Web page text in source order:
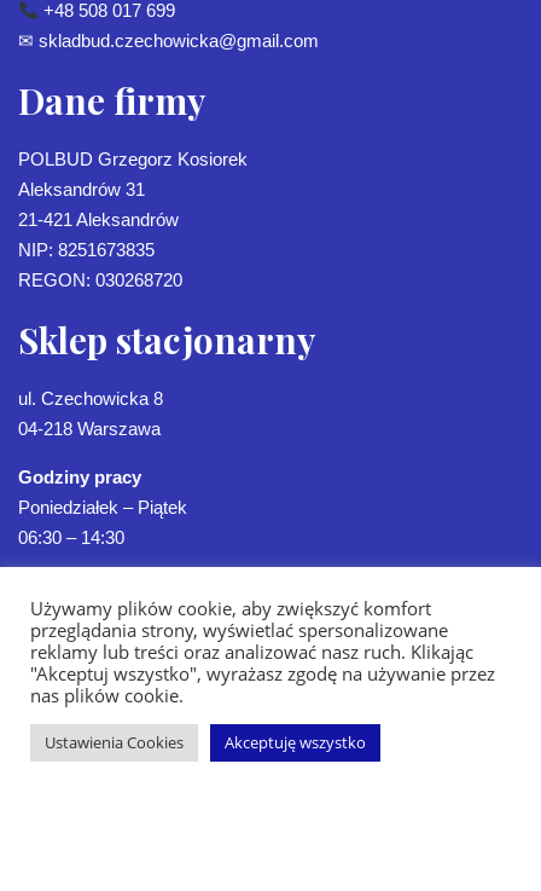
+48 508 017 699
✉ skladbud.czechowicka@gmail.com
Dane firmy
POLBUD Grzegorz Kosiorek
Aleksandrów 31
21-421 Aleksandrów
NIP: 8251673835
REGON: 030268720
Sklep stacjonarny
ul. Czechowicka 8
04-218 Warszawa
Godziny pracy
Poniedziałek – Piątek
06:30 – 14:30
Strona Główna Oferta Sklep
Używamy plików cookie, aby zwiększyć komfort
przeglądania strony, wyświetlać spersonalizowane
reklamy lub treści oraz analizować nasz ruch. Klikając
"Akceptuj wszystko", wyrażasz zgodę na używanie przez
nas plików cookie.
Ustawienia Cookies Akceptuję wszystko